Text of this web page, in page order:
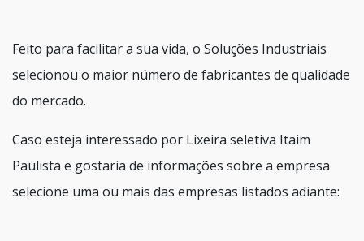
Feito para facilitar a sua vida, o Soluções Industriais
selecionou o maior número de fabricantes de qualidade
do mercado.
Caso esteja interessado por Lixeira seletiva Itaim
Paulista e gostaria de informações sobre a empresa
selecione uma ou mais das empresas listados adiante: